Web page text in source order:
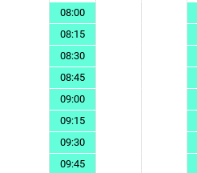
08:00
08:15
08:30
08:45
09:00
09:15
09:30
09:45